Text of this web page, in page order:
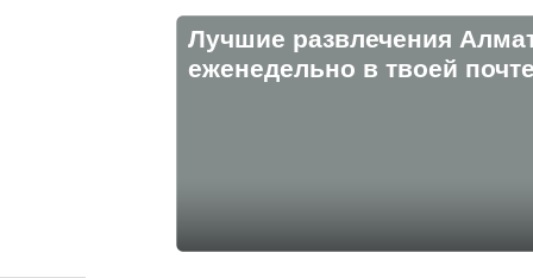
Лучшие развлечения
eженедельно в твоей